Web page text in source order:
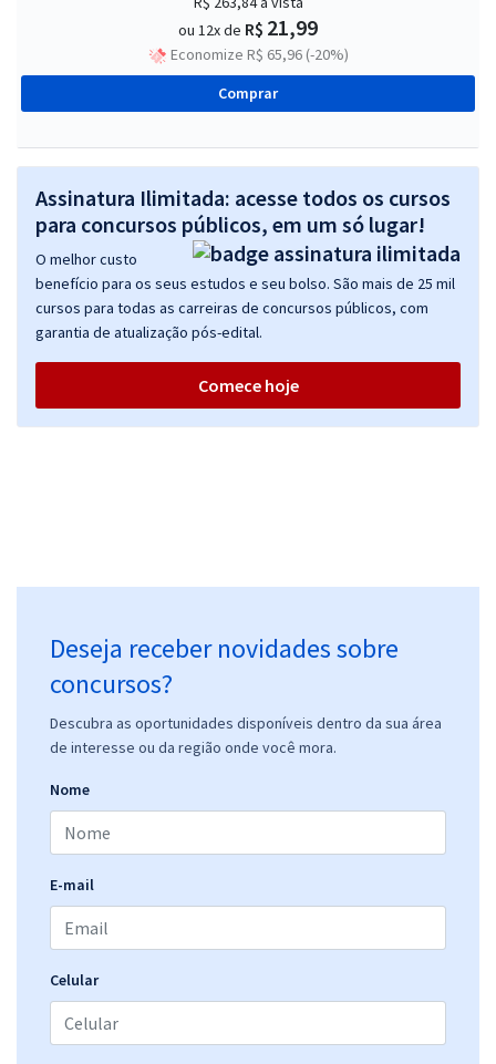
ou 12x de R$ 21,99
Economize R$ 65,96 (-20%)
Comprar
Assinatura Ilimitada: acesse todos os cursos
para concursos públicos, em um só lugar!
O melhor custo
benefício para os seus estudos e seu bolso. São mais de 25 mil
cursos para todas as carreiras de concursos públicos, com
garantia de atualização pós-edital.
Comece hoje
Deseja receber novidades sobre
concursos?
Descubra as oportunidades disponíveis dentro da sua área
de interesse ou da região onde você mora.
Nome
E-mail
Celular